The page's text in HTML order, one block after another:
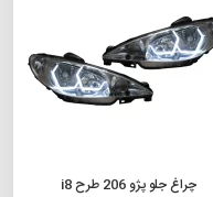
چراغ جلو پژو 206 طرح i8